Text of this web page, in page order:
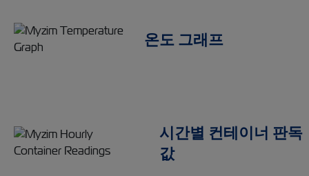
온도 그래프
시간별 컨테이너 판독
값